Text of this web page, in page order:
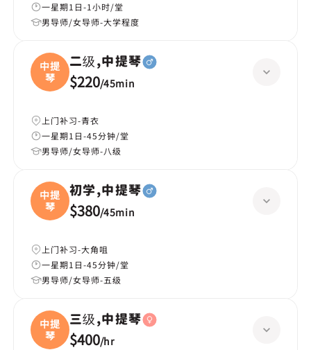
一星期1日-1小时/堂
男导师/女导师-大学程度
中提
琴
二级,中提琴
$220/45min
上门补习-青衣
一星期1日-45分钟/堂
男导师/女导师-八级
中提
琴
初学,中提琴
$380/45min
上门补习-大角咀
一星期1日-45分钟/堂
男导师/女导师-五级
中提
琴
三级,中提琴
$400/hr